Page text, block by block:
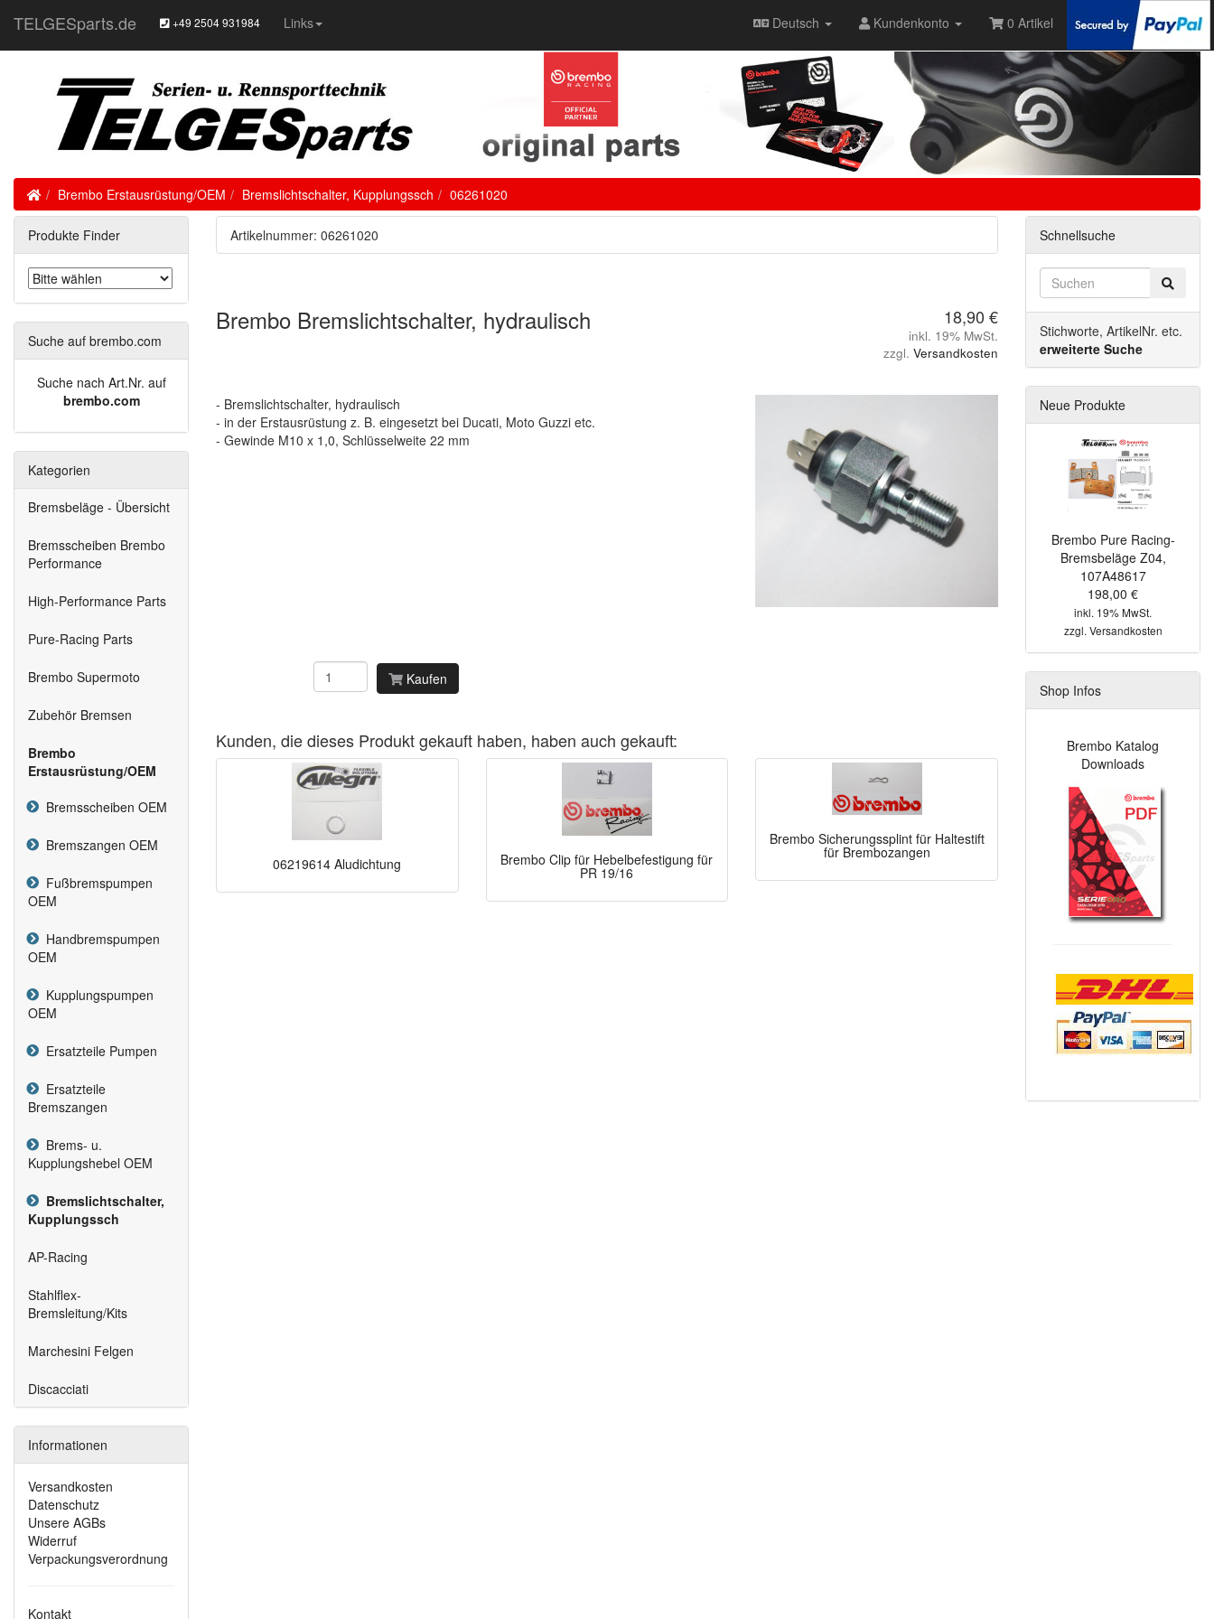
TELGESparts.de +49 2504 931984 Links Deutsch Kundenkonto 0 Artikel
HomeBrembo Erstausrüstung/OEM Bremslichtschalter, Kupplungssch 06261020
Artikelnummer: 06261020
Brembo Bremslichtschalter, hydraulisch 18,90 €
inkl. 19% MwSt.
zzgl. Versandkosten
- Bremslichtschalter, hydraulisch
- in der Erstausrüstung z. B. eingesetzt bei Ducati, Moto Guzzi etc.
- Gewinde M10 x 1,0, Schlüsselweite 22 mm
Kaufen
Kunden, die dieses Produkt gekauft haben, haben auch gekauft:
06219614 Aludichtung Brembo Clip für Hebelbefestigung für
PR 19/16
Brembo Sicherungssplint für Haltestift
für Brembozangen
Produkte Finder
Suche auf brembo.com
Suche nach Art.Nr. auf
brembo.com
Kategorien
Bremsbeläge - Übersicht
Bremsscheiben Brembo
Performance
High-Performance Parts
Pure-Racing Parts
Brembo Supermoto
Zubehör Bremsen
Brembo
Erstausrüstung/OEM
Bremsscheiben OEM
Bremszangen OEM
Fußbremspumpen
OEM
Handbremspumpen
OEM
Kupplungspumpen
OEM
Ersatzteile Pumpen
Ersatzteile
Bremszangen
Brems- u.
Kupplungshebel OEM
Bremslichtschalter,
Kupplungssch
AP-Racing
Stahlflex-
Bremsleitung/Kits
Marchesini Felgen
Discacciati
Informationen
Versandkosten
Datenschutz
Unsere AGBs
Widerruf
Verpackungsverordnung
Kontakt
Schnellsuche
Stichworte, ArtikelNr. etc.
erweiterte Suche
Neue Produkte
Brembo Pure Racing-
Bremsbeläge Z04,
107A48617
198,00 €
inkl. 19% MwSt.
zzgl. Versandkosten
Shop Infos
Brembo Katalog
Downloads